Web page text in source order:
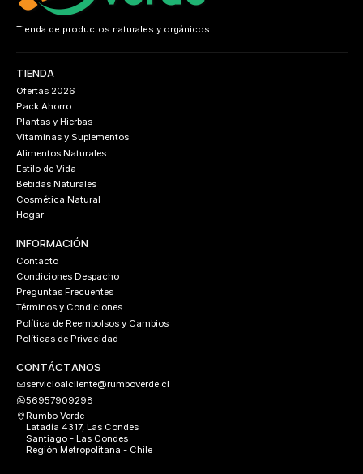
Tienda de productos naturales y orgánicos.
TIENDA
Ofertas 2026
Pack Ahorro
Plantas y Hierbas
Vitaminas y Suplementos
Alimentos Naturales
Estilo de Vida
Bebidas Naturales
Cosmética Natural
Hogar
INFORMACIÓN
Contacto
Condiciones Despacho
Preguntas Frecuentes
Términos y Condiciones
Política de Reembolsos y Cambios
Políticas de Privacidad
CONTÁCTANOS
servicioalcliente@rumboverde.cl
56957909298
Rumbo Verde
Latadía 4317, Las Condes
Santiago - Las Condes
Región Metropolitana - Chile